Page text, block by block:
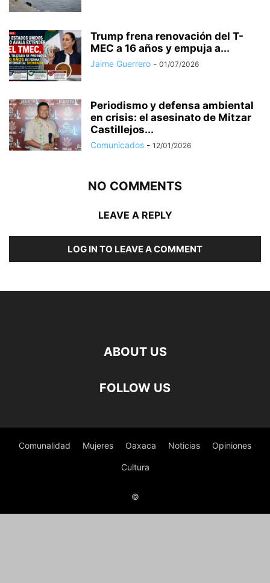
Trump frena renovación del T-
MEC a 16 años y empuja a...
Jaime Guerrero - 01/07/2026
Periodismo y defensa ambiental
en crisis: el asesinato de Mitzar
Castillejos...
Comunicados - 12/01/2026
NO COMMENTS
LEAVE A REPLY
LOG IN TO LEAVE A COMMENT
ABOUT US
FOLLOW US
Comunalidad Mujeres Oaxaca Noticias Opiniones
Cultura
©